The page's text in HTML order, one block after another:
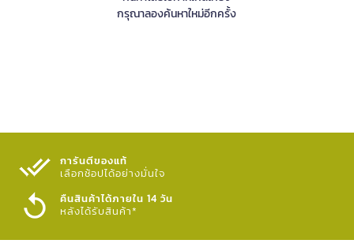
กรุณาลองค้นหาใหม่อีกครั้ง
การันตีของแท้
เลือกช้อปได้อย่างมั่นใจ​
คืนสินค้าได้ภายใน 14 วัน
หลังได้รับสินค้า*